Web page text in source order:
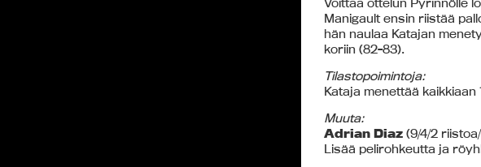
Manigault ensin riistää
hän naulaa Katajan
koriin (82-83).
Tilastopoimintoja:
Kataja menettää
Muuta:
Adrian Diaz(9/4/2
Lisää pelirohkeutta ja